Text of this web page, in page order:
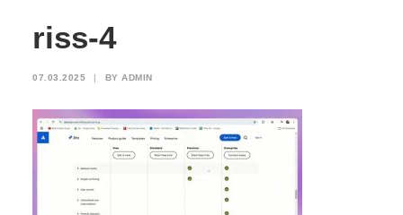
КОНТАКТЫ
riss-4
07.03.2025 | BY ADMIN